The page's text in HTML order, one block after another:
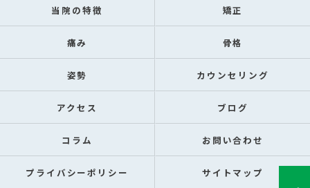
当院の特徴 矯正
痛み 骨格
姿勢 カウンセリング
アクセス ブログ
コラム お問い合わせ
プライバシーポリシー サイトマップ